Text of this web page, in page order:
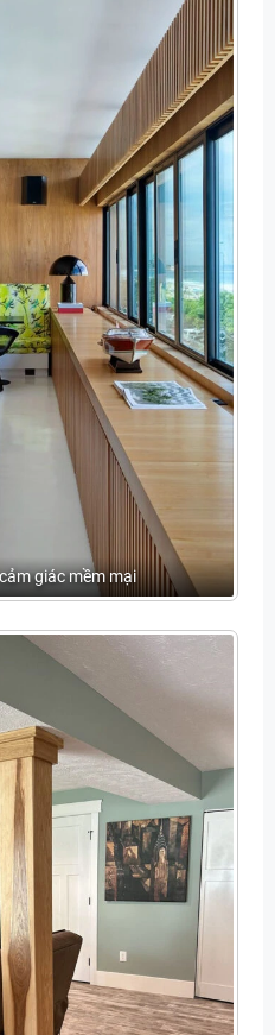
giác mềm mại